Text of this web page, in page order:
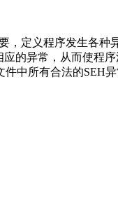
，定义程序发生各种
的异常，从而使程序
中所有合法的SEH